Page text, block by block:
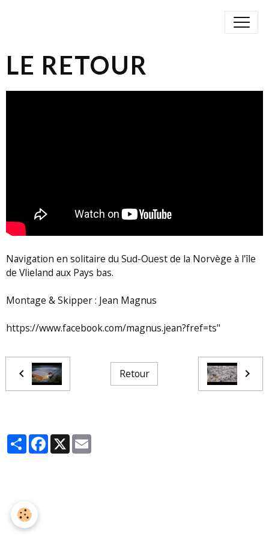
LE RETOUR
Navigation en solitaire du Sud-Ouest de la Norvège à l'île
de Vlieland aux Pays bas.
Montage & Skipper : Jean Magnus
https://www.facebook.com/magnus.jean?fref=ts"
Retour
PartagerFacebook
X